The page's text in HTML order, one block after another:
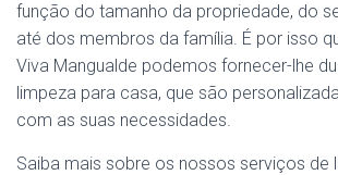
função do tamanho da propriedade, do
até dos membros da família. É por isso
Viva Mangualde podemos fornecer-lhe
limpeza para casa, que são
com as suas necessidades.
Saiba mais sobre os nossos serviços de